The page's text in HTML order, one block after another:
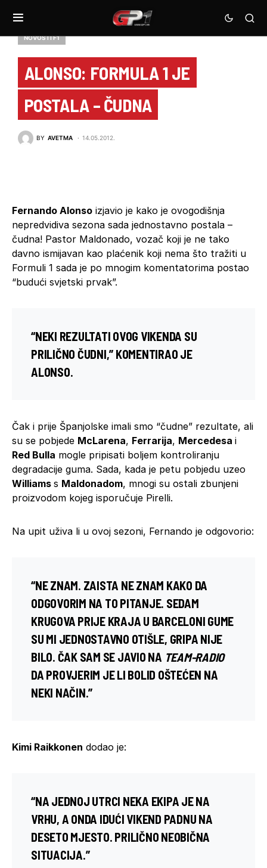
NOVOSTI F1
ALONSO: FORMULA 1 JE
POSTALA – ČUDNA
BY AVETMA 14.05.2012.
Fernando Alonso izjavio je kako je ovogodišnja
nepredvidiva sezona sada jednostavno postala –
čudna! Pastor Maldonado, vozač koji je ne tako
davno ismijavan kao plaćenik koji nema što tražiti u
Formuli 1 sada je po mnogim komentatorima postao
“budući svjetski prvak”.
“NEKI REZULTATI OVOG VIKENDA SU
PRILIČNO ČUDNI,” KOMENTIRAO JE
ALONSO.
Čak i prije Španjolske imali smo “čudne” rezultate, ali
su se pobjede McLarena, Ferrarija, Mercedesa i
Red Bulla mogle pripisati boljem kontroliranju
degradacije guma. Sada, kada je petu pobjedu uzeo
Williams s Maldonadom, mnogi su ostali zbunjeni
proizvodom kojeg isporučuje Pirelli.
Na upit uživa li u ovoj sezoni, Fernando je odgovorio:
“NE ZNAM. ZAISTA NE ZNAM KAKO DA
ODGOVORIM NA TO PITANJE. SEDAM
KRUGOVA PRIJE KRAJA U BARCELONI GUME
SU MI JEDNOSTAVNO OTIŠLE, GRIPA NIJE
BILO. ČAK SAM SE JAVIO NA TEAM-RADIO
DA PROVJERIM JE LI BOLID OŠTEĆEN NA
NEKI NAČIN.”
Kimi Raikkonen dodao je:
“NA JEDNOJ UTRCI NEKA EKIPA JE NA
VRHU, A ONDA IDUĆI VIKEND PADNU NA
DESETO MJESTO. PRILIČNO NEOBIČNA
SITUACIJA.”